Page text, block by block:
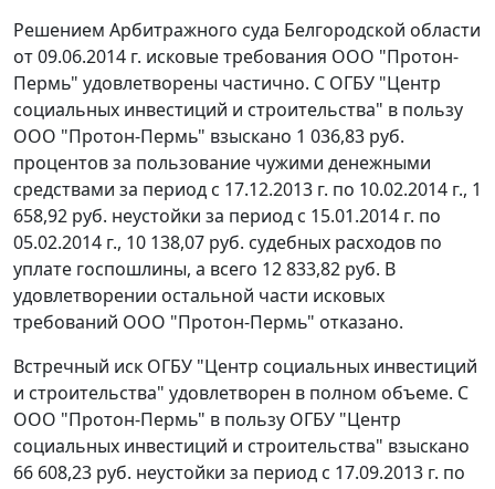
Решением Арбитражного суда Белгородской области
от 09.06.2014 г. исковые требования ООО "Протон-
Пермь" удовлетворены частично. С ОГБУ "Центр
социальных инвестиций и строительства" в пользу
ООО "Протон-Пермь" взыскано 1 036,83 руб.
процентов за пользование чужими денежными
средствами за период с 17.12.2013 г. по 10.02.2014 г., 1
658,92 руб. неустойки за период с 15.01.2014 г. по
05.02.2014 г., 10 138,07 руб. судебных расходов по
уплате госпошлины, а всего 12 833,82 руб. В
удовлетворении остальной части исковых
требований ООО "Протон-Пермь" отказано.
Встречный иск ОГБУ "Центр социальных инвестиций
и строительства" удовлетворен в полном объеме. С
ООО "Протон-Пермь" в пользу ОГБУ "Центр
социальных инвестиций и строительства" взыскано
66 608,23 руб. неустойки за период с 17.09.2013 г. по